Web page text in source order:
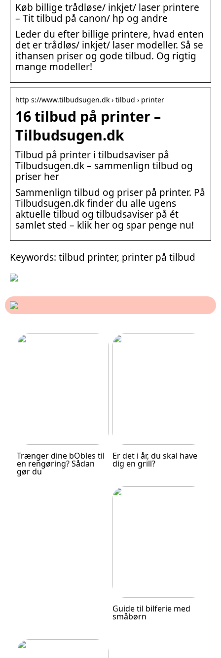
Køb billige trådløse/ inkjet/ laser printere
– Tit tilbud på canon/ hp og andre
Leder du efter billige printere, hvad enten
det er trådløs/ inkjet/ laser modeller. Så se
ithansen priser og gode tilbud. Og rigtig
mange modeller!
http s://www.tilbudsugen.dk › tilbud › printer
16 tilbud på printer –
Tilbudsugen.dk
Tilbud på printer i tilbudsaviser på
Tilbudsugen.dk – sammenlign tilbud og
priser her
Sammenlign tilbud og priser på printer. På
Tilbudsugen.dk finder du alle ugens
aktuelle tilbud og tilbudsaviser på ét
samlet sted – klik her og spar penge nu!
Keywords: tilbud printer, printer på tilbud
Trænger dine bObles til
en rengøring? Sådan
gør du
Er det i år, du skal have
dig en grill?
Guide til bilferie med
småbørn